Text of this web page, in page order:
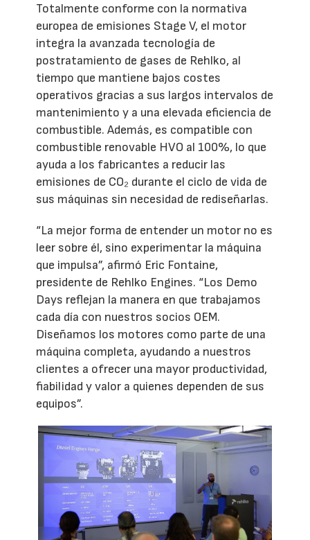
Totalmente conforme con la normativa
europea de emisiones Stage V, el motor
integra la avanzada tecnología de
postratamiento de gases de Rehlko, al
tiempo que mantiene bajos costes
operativos gracias a sus largos intervalos de
mantenimiento y a una elevada eficiencia de
combustible. Además, es compatible con
combustible renovable HVO al 100%, lo que
ayuda a los fabricantes a reducir las
emisiones de CO₂ durante el ciclo de vida de
sus máquinas sin necesidad de rediseñarlas.
“La mejor forma de entender un motor no es
leer sobre él, sino experimentar la máquina
que impulsa”, afirmó Eric Fontaine,
presidente de Rehlko Engines. “Los Demo
Days reflejan la manera en que trabajamos
cada día con nuestros socios OEM.
Diseñamos los motores como parte de una
máquina completa, ayudando a nuestros
clientes a ofrecer una mayor productividad,
fiabilidad y valor a quienes dependen de sus
equipos”.